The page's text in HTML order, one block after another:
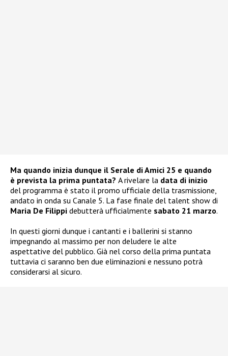
Ma quando inizia dunque il Serale di Amici 25 e quando
è prevista la prima puntata? A rivelare la data di inizio
del programma è stato il promo ufficiale della trasmissione,
andato in onda su Canale 5. La fase finale del talent show di
Maria De Filippi debutterà ufficialmente sabato 21 marzo.
In questi giorni dunque i cantanti e i ballerini si stanno
impegnando al massimo per non deludere le alte
aspettative del pubblico. Già nel corso della prima puntata
tuttavia ci saranno ben due eliminazioni e nessuno potrà
considerarsi al sicuro.